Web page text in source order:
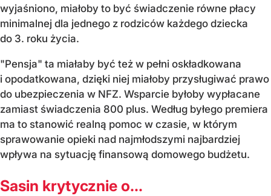
wyjaśniono, miałoby to być świadczenie równe płacy
minimalnej dla jednego z rodziców każdego dziecka
do 3. roku życia.
"Pensja" ta miałaby być też w pełni oskładkowana
i opodatkowana, dzięki niej miałoby przysługiwać prawo
do ubezpieczenia w NFZ. Wsparcie byłoby wypłacane
zamiast świadczenia 800 plus. Według byłego premiera
ma to stanowić realną pomoc w czasie, w którym
sprawowanie opieki nad najmłodszymi najbardziej
wpływa na sytuację finansową domowego budżetu.
Sasin krytycznie o...